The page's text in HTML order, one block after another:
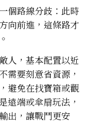
個路線分歧：此時
向前進，這條路才
人，基本配置以近
需要刻意省資源，
避免在找寶箱或觀
遠端或傘扇玩法，
出，讓戰鬥更安